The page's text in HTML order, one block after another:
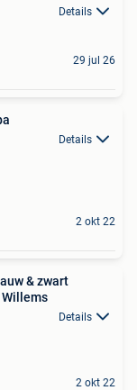
Details
29 jul 26
Details
2 okt 22
& zwart
Details
2 okt 22